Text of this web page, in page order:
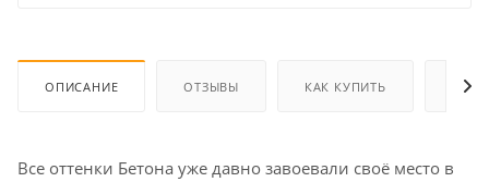
ОПИСАНИЕ ОТЗЫВЫ КАК КУПИТЬ
Все оттенки Бетона уже давно завоевали своё место в